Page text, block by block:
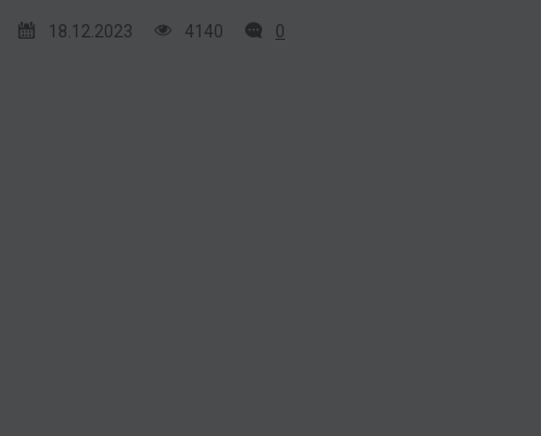
18.12.2023 4140 0